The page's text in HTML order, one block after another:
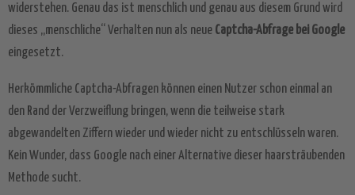
widerstehen. Genau das ist menschlich und genau aus diesem Grund wird
dieses „menschliche“ Verhalten nun als neue Captcha-Abfrage bei Google
eingesetzt.
Herkömmliche Captcha-Abfragen können einen Nutzer schon einmal an
den Rand der Verzweiflung bringen, wenn die teilweise stark
abgewandelten Ziffern wieder und wieder nicht zu entschlüsseln waren.
Kein Wunder, dass Google nach einer Alternative dieser haarsträubenden
Methode sucht.